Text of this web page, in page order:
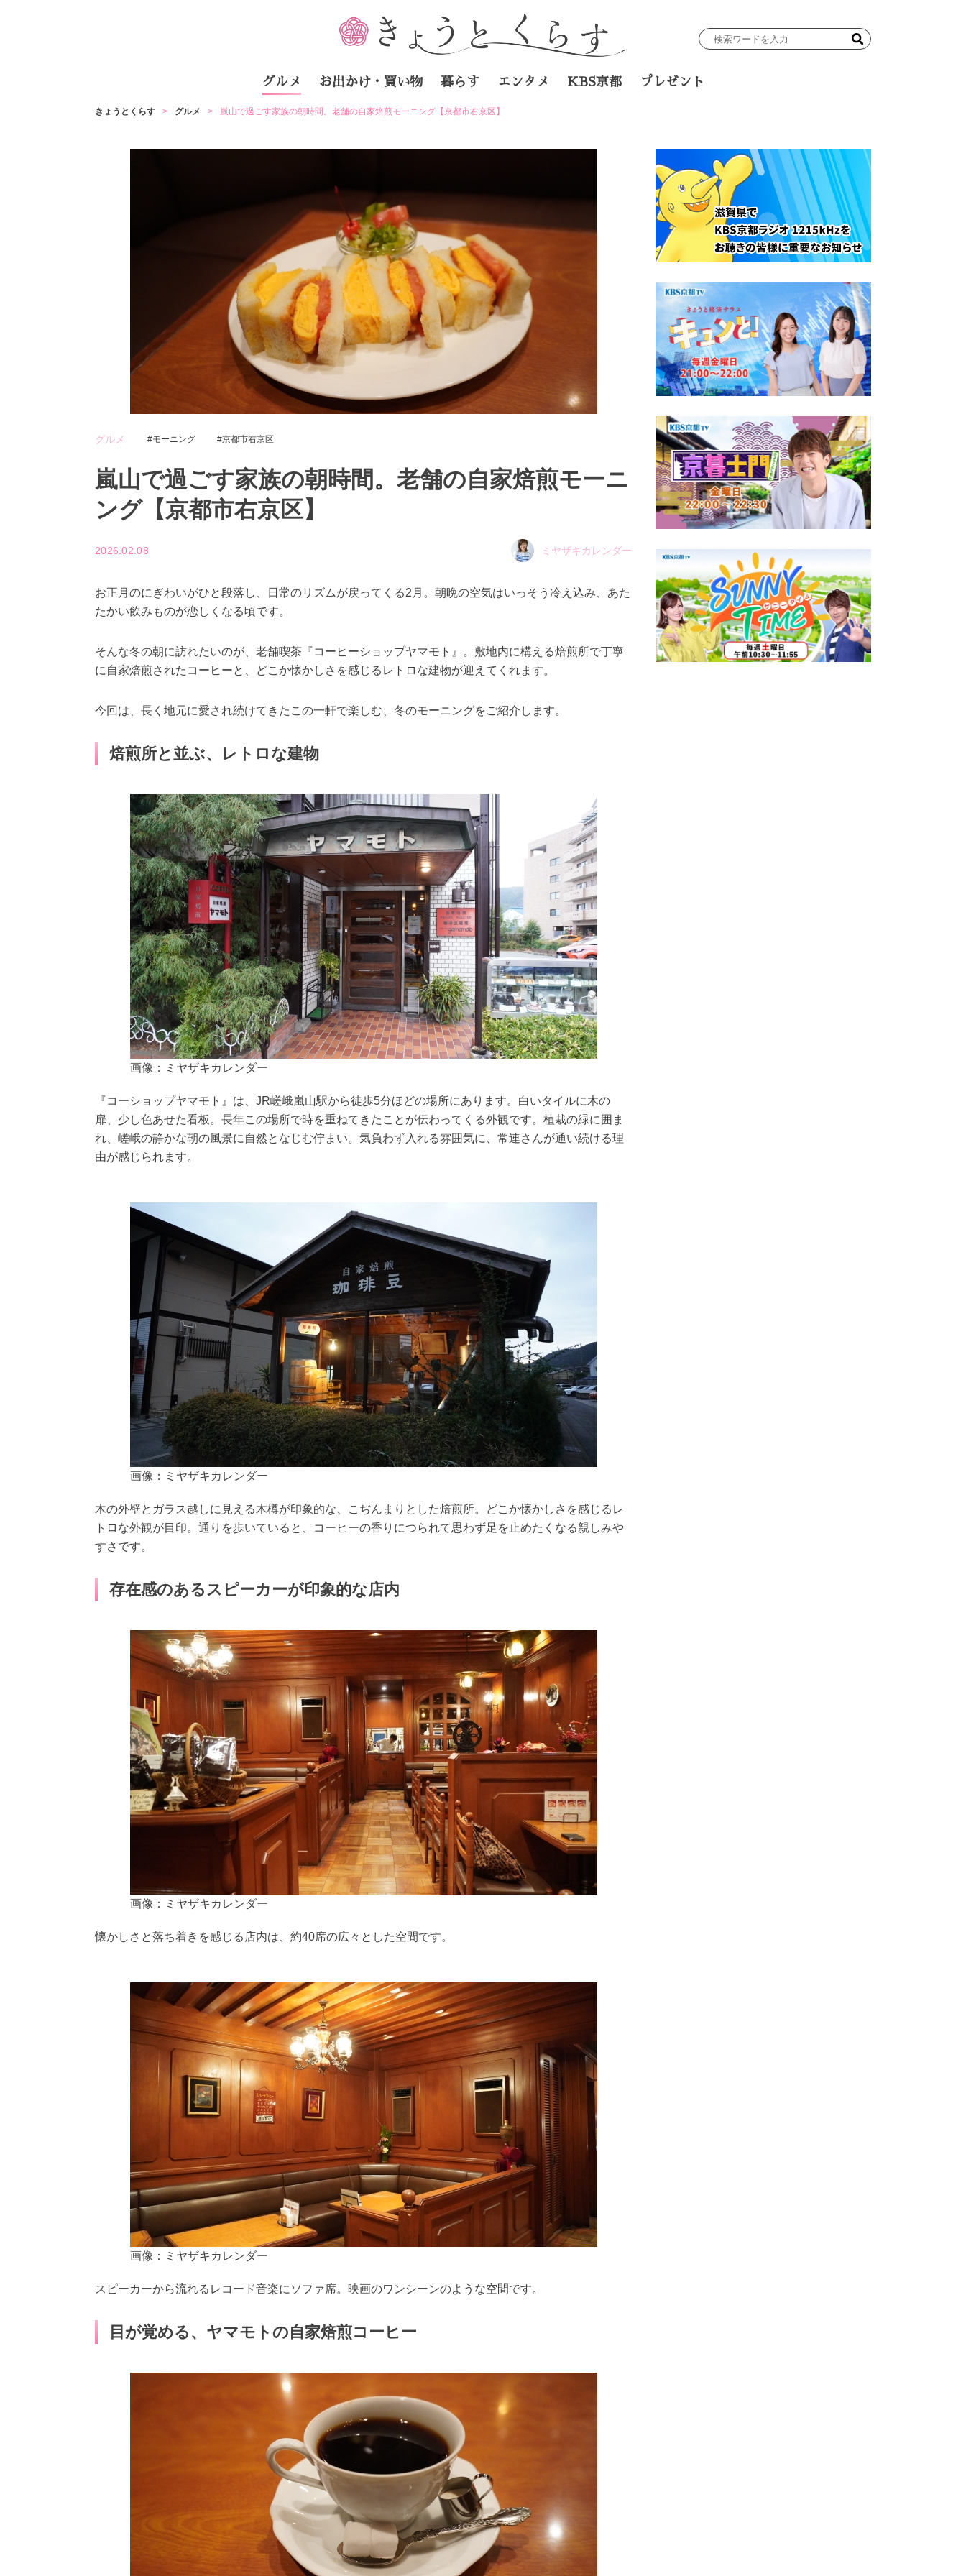
検
力
グルメ お出かけ・買い物 暮らす エンタメ KBS京都 プレゼント
きょうとくらす グルメ 嵐山で過ごす家族の朝時間。老舗の自家焙煎モーニング【京都市右京区】
グルメ モーニング 京都市右京区
嵐山で過ごす家族の朝時間。老舗の自家焙煎モーニ
ング【京都市右京区】
2026.02.08 ミヤザキカレンダー
お正月のにぎわいがひと段落し、日常のリズムが戻ってくる2月。朝晩の空気はいっそう冷え込み、あた
たかい飲みものが恋しくなる頃です。
そんな冬の朝に訪れたいのが、老舗喫茶『コーヒーショップヤマモト』。敷地内に構える焙煎所で丁寧
に自家焙煎されたコーヒーと、どこか懐かしさを感じるレトロな建物が迎えてくれます。
今回は、長く地元に愛され続けてきたこの一軒で楽しむ、冬のモーニングをご紹介します。
焙煎所と並ぶ、レトロな建物
画像：ミヤザキカレンダー
『コーショップヤマモト』は、JR嵯峨嵐山駅から徒歩5分ほどの場所にあります。白いタイルに木の
扉、少し色あせた看板。長年この場所で時を重ねてきたことが伝わってくる外観です。植栽の緑に囲ま
れ、嵯峨の静かな朝の風景に自然となじむ佇まい。気負わず入れる雰囲気に、常連さんが通い続ける理
由が感じられます。
画像：ミヤザキカレンダー
木の外壁とガラス越しに見える木樽が印象的な、こぢんまりとした焙煎所。どこか懐かしさを感じるレ
トロな外観が目印。通りを歩いていると、コーヒーの香りにつられて思わず足を止めたくなる親しみや
すさです。
存在感のあるスピーカーが印象的な店内
画像：ミヤザキカレンダー
懐かしさと落ち着きを感じる店内は、約40席の広々とした空間です。
画像：ミヤザキカレンダー
スピーカーから流れるレコード音楽にソファ席。映画のワンシーンのような空間です。
目が覚める、ヤマモトの自家焙煎コーヒー